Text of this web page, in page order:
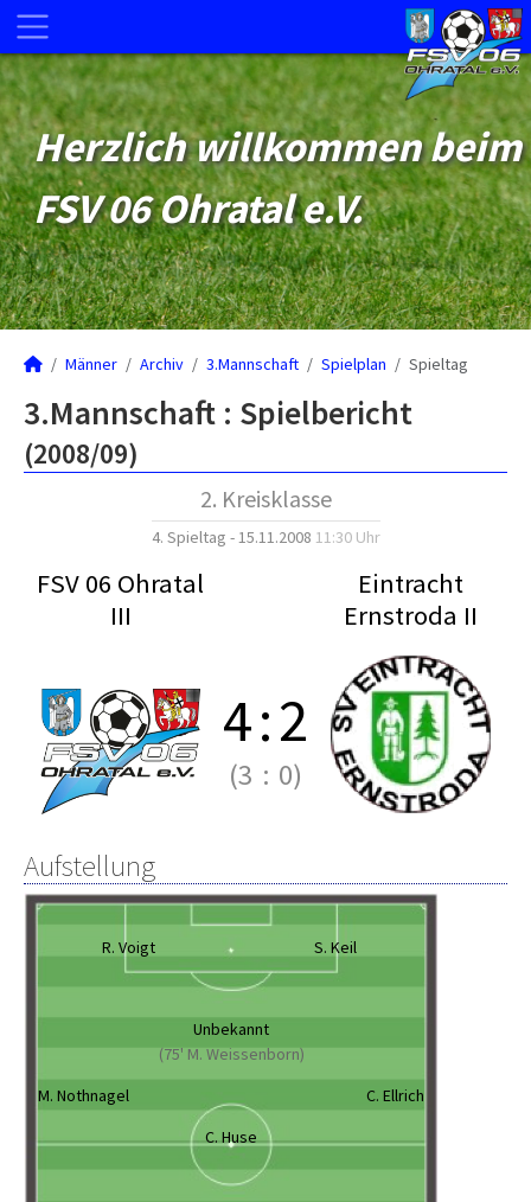
Herzlich willkommen beim
FSV 06 Ohratal e.V.
Männer Archiv 3.Mannschaft Spielplan Spieltag
3.Mannschaft : Spielbericht
(2008/09)
2. Kreisklasse
4. Spieltag - 15.11.2008 11:30 Uhr
FSV 06 Ohratal
III
Eintracht
Ernstroda II
4:2
(3 : 0)
Aufstellung
R. Voigt S. Keil
Unbekannt
(75' M. Weissenborn)
M. Nothnagel
C. Ellrich
C. Huse